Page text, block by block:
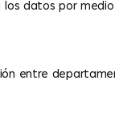
datos por
entre